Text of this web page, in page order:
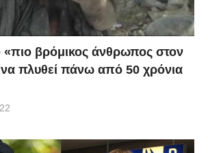
«πιο βρόμικος άνθρωπος στον
πλυθεί πάνω από 50 χρόνια